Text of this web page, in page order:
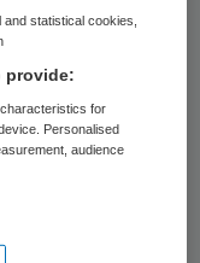
Polman zal
van de
is hij ook
statistical cookies,
provide:
for
Personalised
audience